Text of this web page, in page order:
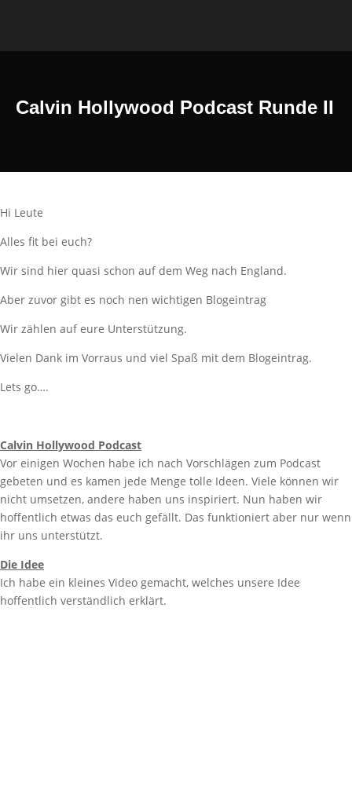
Calvin Hollywood Podcast Runde II
Hi Leute
Alles fit bei euch?
Wir sind hier quasi schon auf dem Weg nach England.
Aber zuvor gibt es noch nen wichtigen Blogeintrag
Wir zählen auf eure Unterstützung.
Vielen Dank im Vorraus und viel Spaß mit dem Blogeintrag.
Lets go….
Calvin Hollywood Podcast
Vor einigen Wochen habe ich nach Vorschlägen zum Podcast
gebeten und es kamen jede Menge tolle Ideen. Viele können wir
nicht umsetzen, andere haben uns inspiriert. Nun haben wir
hoffentlich etwas das euch gefällt. Das funktioniert aber nur wenn
ihr uns unterstützt.
Die Idee
Ich habe ein kleines Video gemacht, welches unsere Idee
hoffentlich verständlich erklärt.